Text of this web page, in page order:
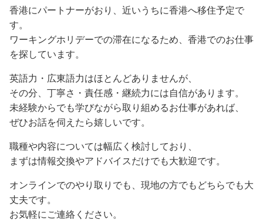
香港にパートナーがおり、近いうちに香港へ移住予定で
す。
ワーキングホリデーでの滞在になるため、香港でのお仕事
を探しています。
英語力・広東語力はほとんどありませんが、
その分、丁寧さ・責任感・継続力には自信があります。
未経験からでも学びながら取り組めるお仕事があれば、
ぜひお話を伺えたら嬉しいです。
職種や内容については幅広く検討しており、
まずは情報交換やアドバイスだけでも大歓迎です。
オンラインでのやり取りでも、現地の方でもどちらでも大
丈夫です。
お気軽にご連絡ください。